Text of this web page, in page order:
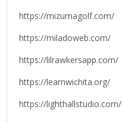
https://mizumagolf.com/
https://miladoweb.com/
https://lilrawkersapp.com/
https://learnwichita.org/
https://lighthallstudio.com/